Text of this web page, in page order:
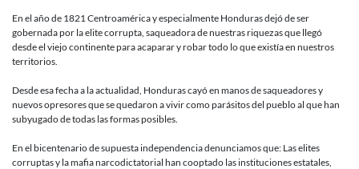
supuesta
celebrar
en
En el año de 1821 Centroamérica y especialmente Honduras dejó de ser
gobernada por la elite corrupta, saqueadora de nuestras riquezas que llegó
desde el viejo continente para acaparar y robar todo lo que existía en nuestros
territorios.
Desde esa fecha a la actualidad, Honduras cayó en manos de saqueadores y
nuevos opresores que se quedaron a vivir como parásitos del pueblo al que han
subyugado de todas las formas posibles.
En el bicentenario de supuesta independencia denunciamos que: Las elites
corruptas y la mafia narcodictatorial han cooptado las instituciones estatales,